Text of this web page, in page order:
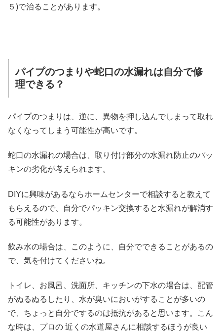
５)で治ることがあります。
パイプのつまりや蛇口の水漏れは自分で修
理できる？
パイプのつまりは、逆に、異物を押し込んでしまって取れ
なくなってしまう可能性が高いです。
蛇口の水漏れの場合は、取り付け部分の水漏れ防止のパッ
キンの劣化が考えられます。
DIYに興味があるならホームセンターで相談すると教えて
もらえるので、自分でパッキン交換すると水漏れが解消す
る可能性があります。
飲み水の場合は、このように、自分でできることがあるの
で、気を付けてくださいね。
トイレ、お風呂、洗面所、キッチンの下水の場合は、配管
がぬるぬるしたり、水が臭いにおいがすることが多いの
で、ちょっと自分でするのは抵抗があると思います。こん
な時は、プロの 近くの水道屋さんに相談するほうが良い